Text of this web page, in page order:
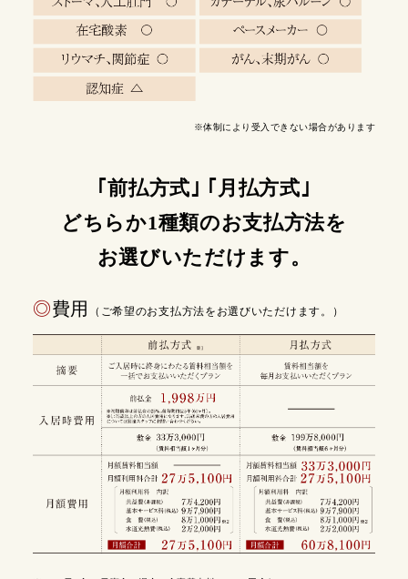
※体制により受入できない場合があります
｢前払方式｣ ｢月払方式｣
どちらか1種類のお支払方法を
お選びいただけます。
◎費用 （ご希望のお支払方法をお選びいただけます。）